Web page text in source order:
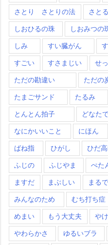
さとり さとりの法 さとる
しおひるの珠 しおみつの
しみ すい臓がん
すごい すさまじい せ
ただの勘違い ただの
たまごサンド たるみ
とんとん拍子 どなた
なにかいいこと にほん
ばね指 ひがし ひだ
ふじの ふじやま ぺた
ますだ まぶしい まる
みんなのため むち打ち症
めまい もう大丈夫 や
やわらかさ ゆるいブラ